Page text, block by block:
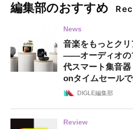
編集部のおすすめ
News
音楽をもっとク
——オーディオの
代スマート集音
onタイムセール
DIGLE編集部
Review